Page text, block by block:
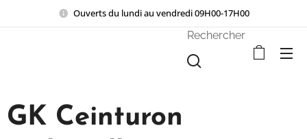
Ouverts du lundi au vendredi 09H00-17H00
Rechercher
GK Ceinturon